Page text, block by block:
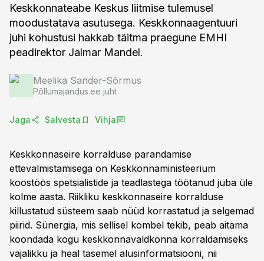
Keskkonnateabe Keskus liitmise tulemusel
moodustatava asutusega. Keskkonnaagentuuri
juhi kohustusi hakkab täitma praegune EMHI
peadirektor Jalmar Mandel.
Meelika Sander-Sõrmus
Põllumajandus.ee juht
Jaga Salvesta Vihja
Keskkonnaseire korralduse parandamise
ettevalmistamisega on Keskkonnaministeerium
koostöös spetsialistide ja teadlastega töötanud juba üle
kolme aasta. Riikliku keskkonnaseire korralduse
killustatud süsteem saab nüüd korrastatud ja selgemad
piirid. Sünergia, mis sellisel kombel tekib, peab aitama
koondada kogu keskkonnavaldkonna korraldamiseks
vajalikku ja heal tasemel alusinformatsiooni, nii